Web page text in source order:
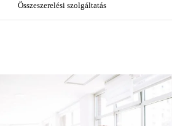
Összeszerelési szolgáltatás